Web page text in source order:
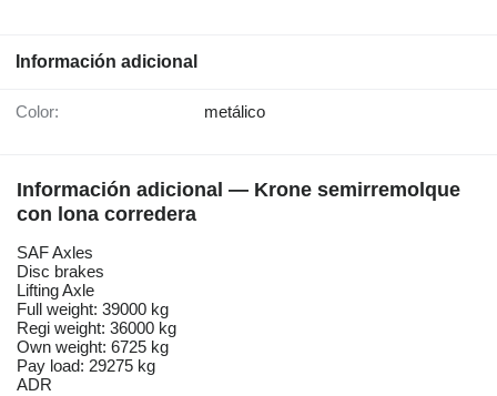
Información adicional
Color: metálico
Información adicional — Krone semirremolque
con lona corredera
SAF Axles
Disc brakes
Lifting Axle
Full weight: 39000 kg
Regi weight: 36000 kg
Own weight: 6725 kg
Pay load: 29275 kg
ADR